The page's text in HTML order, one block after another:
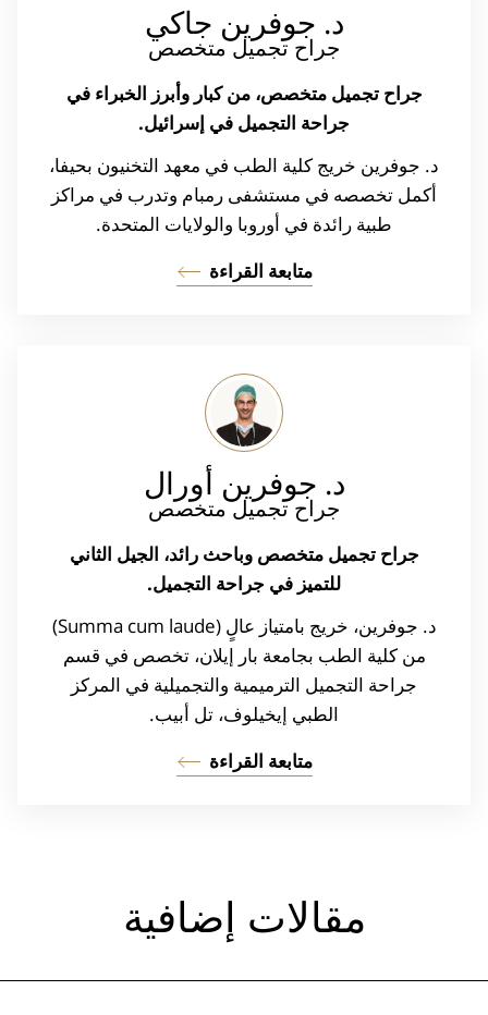
د. جوفرين جاكي
جراح تجميل متخصص
جراح تجميل متخصص، من كبار وأبرز الخبراء في
جراحة التجميل في إسرائيل.
د. جوفرين خريج كلية الطب في معهد التخنيون بحيفا،
أكمل تخصصه في مستشفى رمبام وتدرب في مراكز
طبية رائدة في أوروبا والولايات المتحدة.
متابعة القراءة
د. جوفرين أورال
جراح تجميل متخصص
جراح تجميل متخصص وباحث رائد، الجيل الثاني
للتميز في جراحة التجميل.
د. جوفرين، خريج بامتياز عالٍ (Summa cum laude)
من كلية الطب بجامعة بار إيلان، تخصص في قسم
جراحة التجميل الترميمية والتجميلية في المركز
الطبي إيخيلوف، تل أبيب.
متابعة القراءة
مقالات إضافية